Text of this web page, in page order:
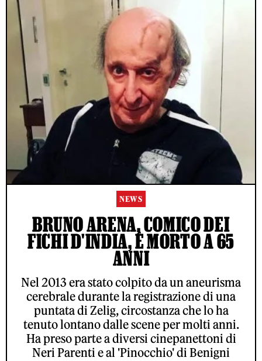
NEWS
BRUNO ARENA, COMICO DEI
FICHI D'INDIA, È MORTO A 65
ANNI
Nel 2013 era stato colpito da un aneurisma
cerebrale durante la registrazione di una
puntata di Zelig, circostanza che lo ha
tenuto lontano dalle scene per molti anni.
Ha preso parte a diversi cinepanettoni di
Neri Parenti e al 'Pinocchio' di Benigni